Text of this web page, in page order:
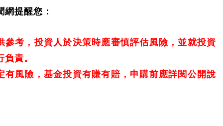
網提醒您：
參考，投資人於決策時應審慎評估風險，並就投資
責。
有風險，基金投資有賺有賠，申購前應詳閱公開說